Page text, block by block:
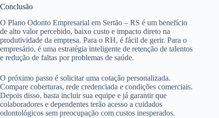
Conclusão
O Plano Odonto Empresarial em Sertão – RS é um benefício
de alto valor percebido, baixo custo e impacto direto na
produtividade da empresa. Para o RH, é fácil de gerir. Para o
empresário, é uma estratégia inteligente de retenção de talentos
e redução de faltas por problemas de saúde.
O próximo passo é solicitar uma cotação personalizada.
Compare coberturas, rede credenciada e condições comerciais.
Depois disso, basta incluir sua equipe e já garantir que
colaboradores e dependentes terão acesso a cuidados
odontológicos sem preocupação com custos inesperados.